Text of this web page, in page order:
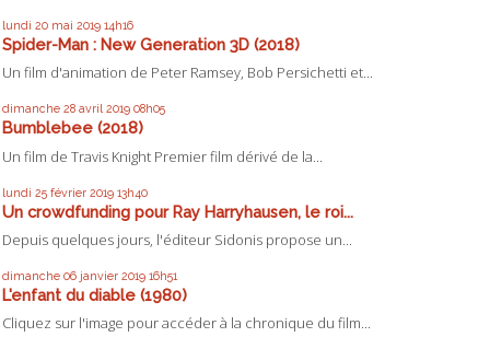
lundi 20 mai 2019 14h16
Spider-Man : New Generation 3D (2018)
Un film d'animation de Peter Ramsey, Bob Persichetti et...
dimanche 28 avril 2019 08h05
Bumblebee (2018)
Un film de Travis Knight Premier film dérivé de la...
lundi 25 février 2019 13h40
Un crowdfunding pour Ray Harryhausen, le roi...
Depuis quelques jours, l'éditeur Sidonis propose un...
dimanche 06 janvier 2019 16h51
L'enfant du diable (1980)
Cliquez sur l'image pour accéder à la chronique du film...